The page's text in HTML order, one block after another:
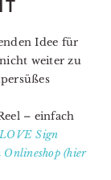
Idee für
weiter zu
– einfach
Sign
(hier